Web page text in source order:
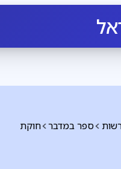
חוקת ספר במדבר